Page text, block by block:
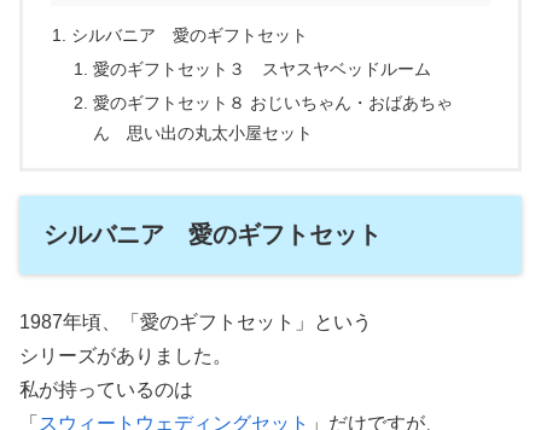
シルバニア 愛のギフトセット
愛のギフトセット３ スヤスヤベッドルーム
愛のギフトセット８ おじいちゃん・おばあちゃ
ん 思い出の丸太小屋セット
シルバニア 愛のギフトセット
1987年頃、「愛のギフトセット」という
シリーズがありました。
私が持っているのは
「 スウィートウェディングセット 」だけですが、